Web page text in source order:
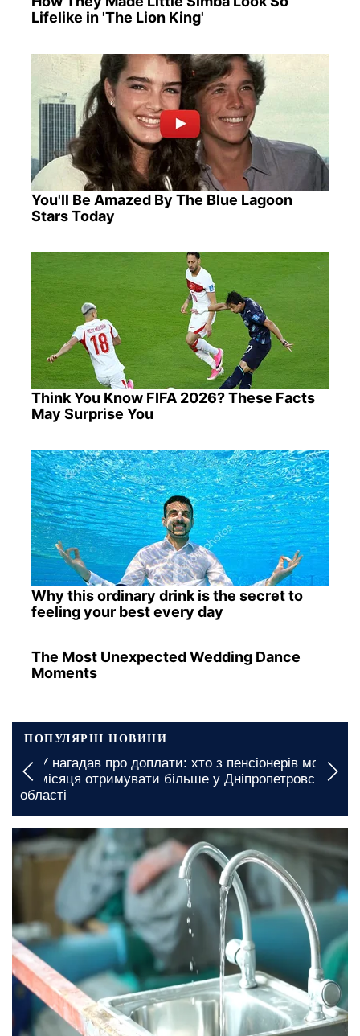
Lifelike in 'The Lion King'
You'll Be Amazed By The Blue Lagoon
Stars Today
Think You Know FIFA 2026? These Facts
May Surprise You
Why this ordinary drink is the secret to
feeling your best every day
The Most Unexpected Wedding Dance
Moments
ПОПУЛЯРНІ НОВИНИ
ПФУ нагадав про доплати: хто з пенсіонерів може
щомісяця отримувати більше у Дніпропетровській
області
сьогодні, 17:00